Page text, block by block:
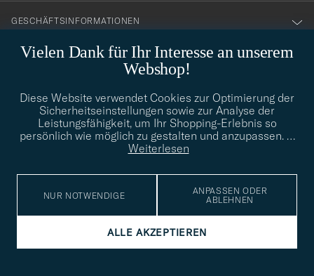
Vielen Dank für Ihr Interesse an unserem
Webshop!
Diese Website verwendet Cookies zur Optimierung der
Sicherheitseinstellungen sowie zur Analyse der
Leistungsfähigkeit, um Ihr Shopping-Erlebnis so
persönlich wie möglich zu gestalten und anzupassen. …
Weiterlesen
NUR NOTWENDIGE
ANPASSEN ODER
ABLEHNEN
ALLE AKZEPTIEREN
GESCHÄFTSINFORMATIONEN
info@careofcarl.de
Benötigen Sie Hilfe bei der Suche nach Ihrem persönlichen Stil?
Wenden Sie sich an uns, wir helfen Ihnen gerne weiter!